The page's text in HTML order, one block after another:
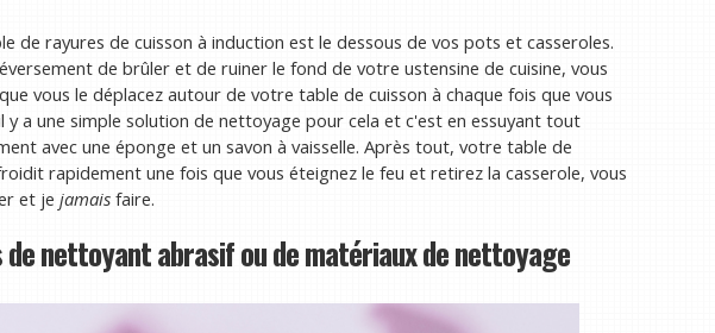
de rayures de cuisson à induction est le dessous de vos pots et casseroles.
de brûler et de ruiner le fond de votre ustensine de cuisine, vous
vous le déplacez autour de votre table de cuisson à chaque fois que vous
y a une simple solution de nettoyage pour cela et c'est en essuyant tout
avec une éponge et un savon à vaisselle. Après tout, votre table de
rapidement une fois que vous éteignez le feu et retirez la casserole, vous
et je jamais faire.
de nettoyant abrasif ou de matériaux de nettoyage